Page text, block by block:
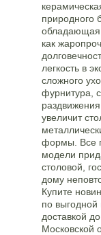
природного
обладающая
как
легкость в
сложного
фурнитура,
увеличит
формы. Все
модели
столовой,
дому
Купите
по выгодной
доставкой
Московской